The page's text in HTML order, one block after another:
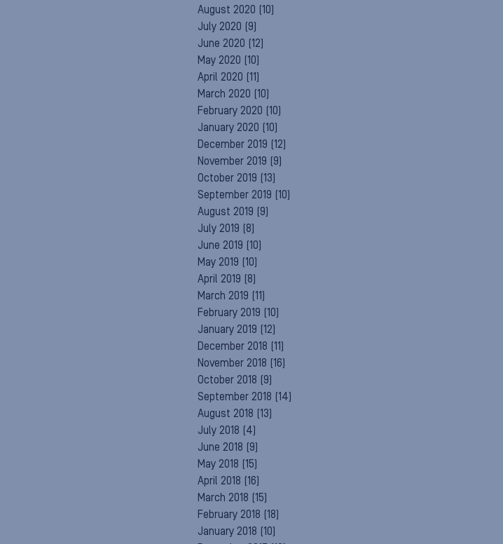
August 2020 (10)
July 2020 (9)
June 2020 (12)
May 2020 (10)
April 2020 (11)
March 2020 (10)
February 2020 (10)
January 2020 (10)
December 2019 (12)
November 2019 (9)
October 2019 (13)
September 2019 (10)
August 2019 (9)
July 2019 (8)
June 2019 (10)
May 2019 (10)
April 2019 (8)
March 2019 (11)
February 2019 (10)
January 2019 (12)
December 2018 (11)
November 2018 (16)
October 2018 (9)
September 2018 (14)
August 2018 (13)
July 2018 (4)
June 2018 (9)
May 2018 (15)
April 2018 (16)
March 2018 (15)
February 2018 (18)
January 2018 (10)